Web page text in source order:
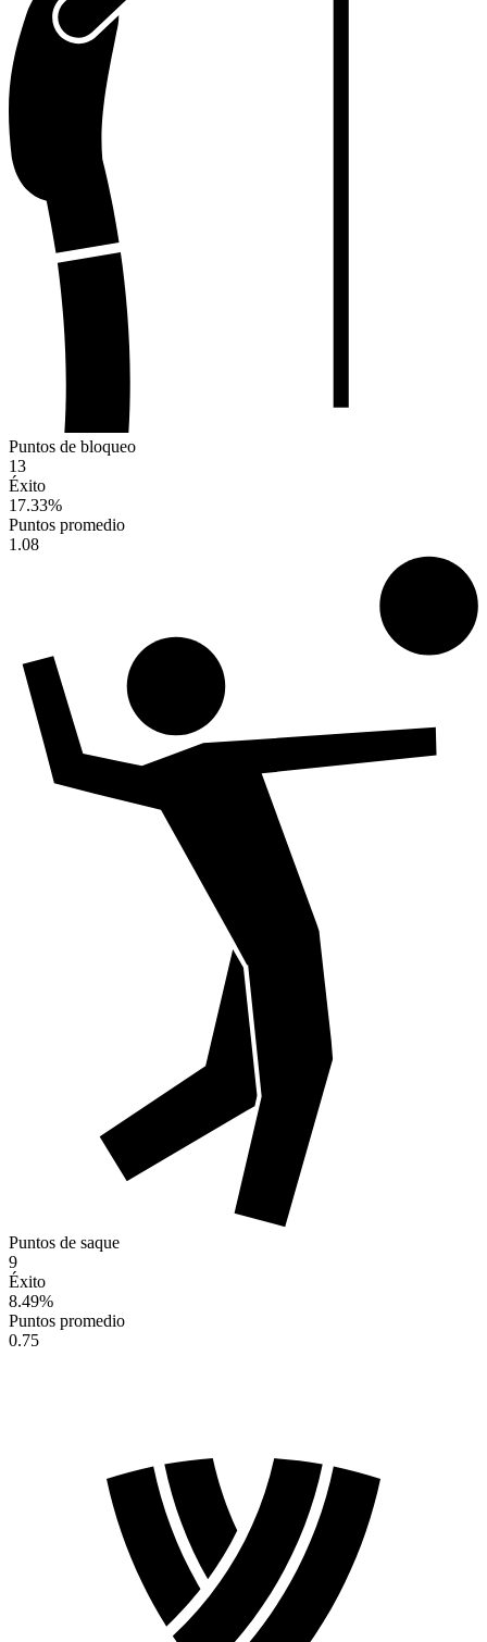
Puntos de bloqueo
13
Éxito
17.33%
Puntos promedio
1.08
Puntos de saque
9
Éxito
8.49%
Puntos promedio
0.75